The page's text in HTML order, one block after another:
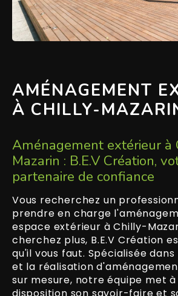
AMÉNAGEMENT
À CHILLY-
Aménagement extérieur
Mazarin : B.E.V Création,
partenaire de confiance
Vous recherchez un
prendre en charge
espace extérieur à Chilly-
cherchez plus, B.E.V Création
qu'il vous faut. Spécialisée
et la réalisation
sur mesure, notre équipe met
disposition son savoir-faire et